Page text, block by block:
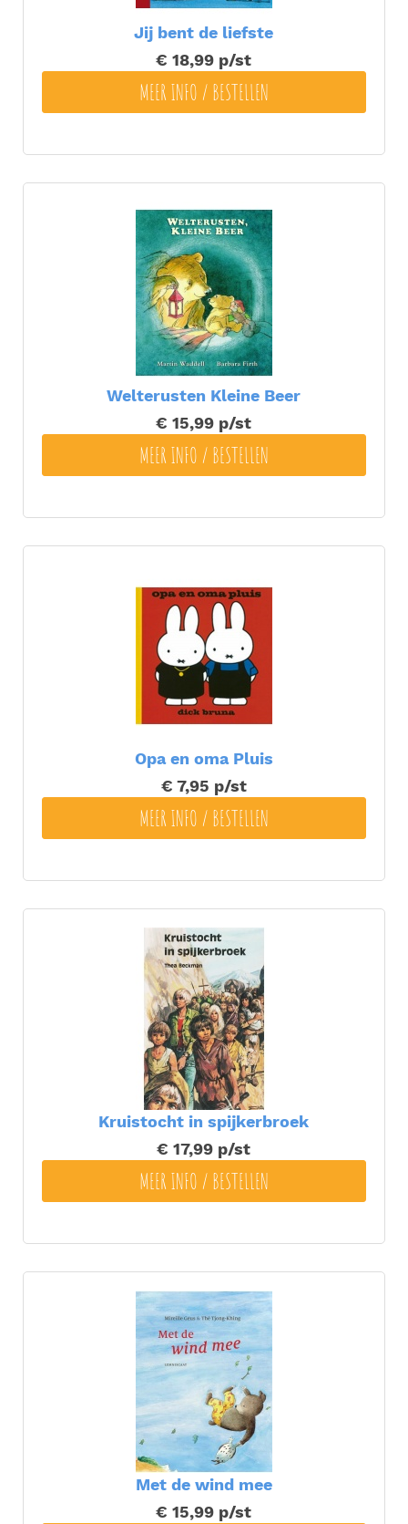
Jij bent de liefste
€ 18,99 p/st
MEER INFO / BESTELLEN
Welterusten Kleine Beer
€ 15,99 p/st
MEER INFO / BESTELLEN
Opa en oma Pluis
€ 7,95 p/st
MEER INFO / BESTELLEN
Kruistocht in spijkerbroek
€ 17,99 p/st
MEER INFO / BESTELLEN
Met de wind mee
€ 15,99 p/st